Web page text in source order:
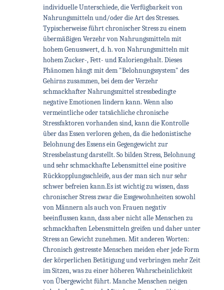
individuelle Unterschiede, die Verfügbarkeit von
Nahrungsmitteln und/oder die Art des Stresses.
Typischerweise führt chronischer Stress zu einem
übermäßigen Verzehr von Nahrungsmitteln mit
hohem Genusswert, d. h. von Nahrungsmitteln mit
hohem Zucker-, Fett- und Kaloriengehalt. Dieses
Phänomen hängt mit dem "Belohnungssystem" des
Gehirns zusammen, bei dem der Verzehr
schmackhafter Nahrungsmittel stressbedingte
negative Emotionen lindern kann. Wenn also
vermeintliche oder tatsächliche chronische
Stressfaktoren vorhanden sind, kann die Kontrolle
über das Essen verloren gehen, da die hedonistische
Belohnung des Essens ein Gegengewicht zur
Stressbelastung darstellt. So bilden Stress, Belohnung
und sehr schmackhafte Lebensmittel eine positive
Rückkopplungsschleife, aus der man sich nur sehr
schwer befreien kann.Es ist wichtig zu wissen, dass
chronischer Stress zwar die Essgewohnheiten sowohl
von Männern als auch von Frauen negativ
beeinflussen kann, dass aber nicht alle Menschen zu
schmackhaften Lebensmitteln greifen und daher unter
Stress an Gewicht zunehmen. Mit anderen Worten:
Chronisch gestresste Menschen meiden eher jede Form
der körperlichen Betätigung und verbringen mehr Zeit
im Sitzen, was zu einer höheren Wahrscheinlichkeit
von Übergewicht führt. Manche Menschen neigen